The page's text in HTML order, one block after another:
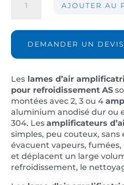
d'air
amplificatrice
AS02S
AJOUTER AU
DEMANDER UN DEVIS
Les lamesd’air
pour refroidissement AS
montées avec 2, 3 ou 4
aluminium anodisé dur ou
304. Lesamplificateurs
simples, peu couteux,
évacuent vapeurs,
et déplacent un large
refroidissement, le